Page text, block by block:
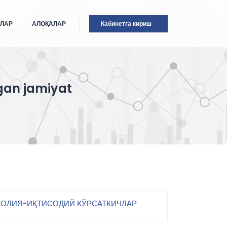
Кабинетга кириш
АЛОҚАЛАР
jamiyat
ИҚТИСОДИЙ КЎРСАТКИЧЛАР